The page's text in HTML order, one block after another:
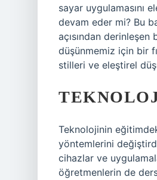
sayar uygulamasını
devam eder mi? Bu
açısından
düşünmemiz için bir
stilleri ve eleştirel
Teknolojinin
yöntemlerini
cihazlar ve
öğretmenlerin de